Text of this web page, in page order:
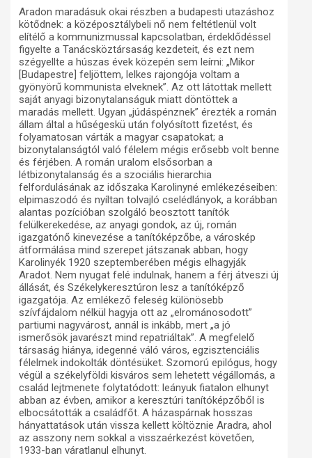
Aradon maradásuk okai részben a budapesti utazáshoz
kötődnek: a középosztálybeli nő nem feltétlenül volt
elítélő a kommunizmussal kapcsolatban, érdeklődéssel
figyelte a Tanácsköztársaság kezdeteit, és ezt nem
szégyellte a húszas évek közepén sem leírni: „Mikor
[Budapestre] feljöttem, lelkes rajongója voltam a
gyönyörű kommunista elveknek”. Az ott látottak mellett
saját anyagi bizonytalanságuk miatt döntöttek a
maradás mellett. Ugyan „júdáspénznek” érezték a román
állam által a hűségeskü után folyósított fizetést, és
folyamatosan várták a magyar csapatokat; a
bizonytalanságtól való félelem mégis erősebb volt benne
és férjében. A román uralom elsősorban a
létbizonytalanság és a szociális hierarchia
felfordulásának az időszaka Karolinyné emlékezéseiben:
elpimaszodó és nyíltan tolvajló cselédlányok, a korábban
alantas pozícióban szolgáló beosztott tanítók
felülkerekedése, az anyagi gondok, az új, román
igazgatónő kinevezése a tanítóképzőbe, a városkép
átformálása mind szerepet játszanak abban, hogy
Karolinyék 1920 szeptemberében mégis elhagyják
Aradot. Nem nyugat felé indulnak, hanem a férj átveszi új
állását, és Székelykeresztúron lesz a tanítóképző
igazgatója. Az emlékező feleség különösebb
szívfájdalom nélkül hagyja ott az „elrománosodott”
partiumi nagyvárost, annál is inkább, mert „a jó
ismerősök javarészt mind repatriáltak”. A megfelelő
társaság hiánya, idegenné váló város, egzisztenciális
félelmek indokolták döntésüket. Szomorú epilógus, hogy
végül a székelyföldi kisváros sem lehetett végállomás, a
család lejtmenete folytatódott: leányuk fiatalon elhunyt
abban az évben, amikor a keresztúri tanítóképzőből is
elbocsátották a családfőt. A házaspárnak hosszas
hányattatások után vissza kellett költöznie Aradra, ahol
az asszony nem sokkal a visszaérkezést követően,
1933-ban váratlanul elhunyt.